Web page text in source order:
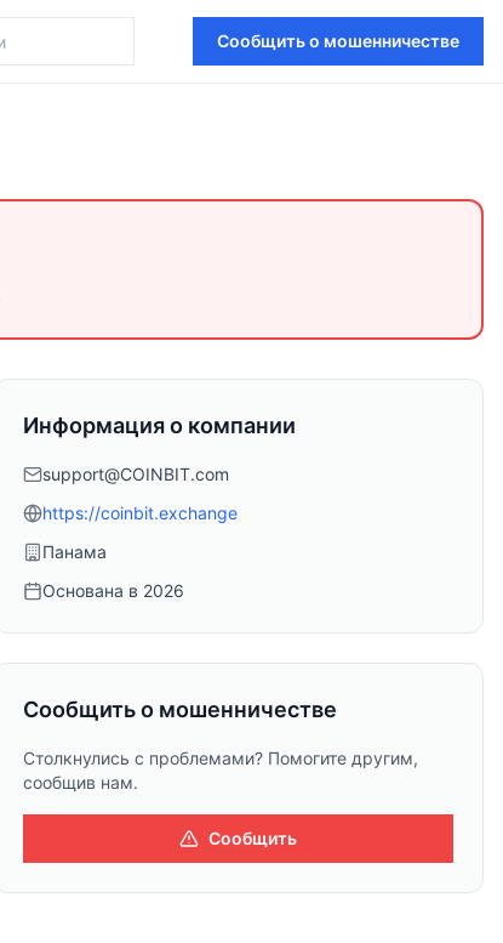
Сообщить о мошенничестве
Информация о компании
support@COINBIT.com
https://coinbit.exchange
Панама
Основана в 2026
Сообщить о мошенничестве
Столкнулись с проблемами? Помогите другим,
сообщив нам.
Сообщить